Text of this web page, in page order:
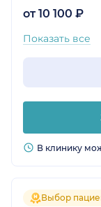
от 10 100 ₽
Показать все
В клинику
Выбор